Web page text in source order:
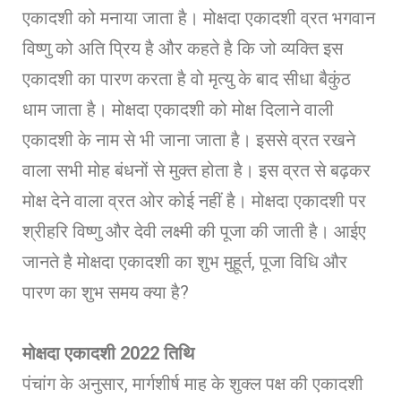
एकादशी को मनाया जाता है। मोक्षदा एकादशी व्रत भगवान
विष्णु को अति प्रिय है और कहते है कि जो व्यक्ति इस
एकादशी का पारण करता है वो मृत्यु के बाद सीधा बैकुंठ
धाम जाता है। मोक्षदा एकादशी को मोक्ष दिलाने वाली
एकादशी के नाम से भी जाना जाता है। इससे व्रत रखने
वाला सभी मोह बंधनों से मुक्त होता है। इस व्रत से बढ़कर
मोक्ष देने वाला व्रत ओर कोई नहीं है। मोक्षदा एकादशी पर
श्रीहरि विष्णु और देवी लक्ष्मी की पूजा की जाती है। आईए
जानते है मोक्षदा एकादशी का शुभ मुहूर्त, पूजा विधि और
पारण का शुभ समय क्या है?
मोक्षदा एकादशी 2022 तिथि
पंचांग के अनुसार, मार्गशीर्ष माह के शुक्ल पक्ष की एकादशी